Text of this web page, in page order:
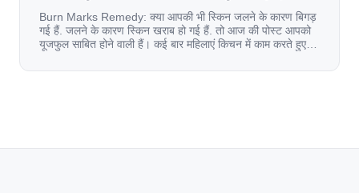
Burn Marks Remedy: क्या आपकी भी स्किन जलने के कारण बिगड़
गई हैं. जलने के कारण स्किन खराब हो गई हैं. तो आज की पोस्ट आपको
यूजफुल साबित होने वाली हैं। कई बार महिलाएं किचन में काम करते हुए
[…]